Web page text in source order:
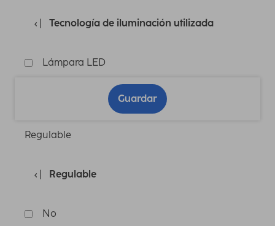
Tecnología de iluminación utilizada
Lámpara LED
Guardar
Regulable
Regulable
No